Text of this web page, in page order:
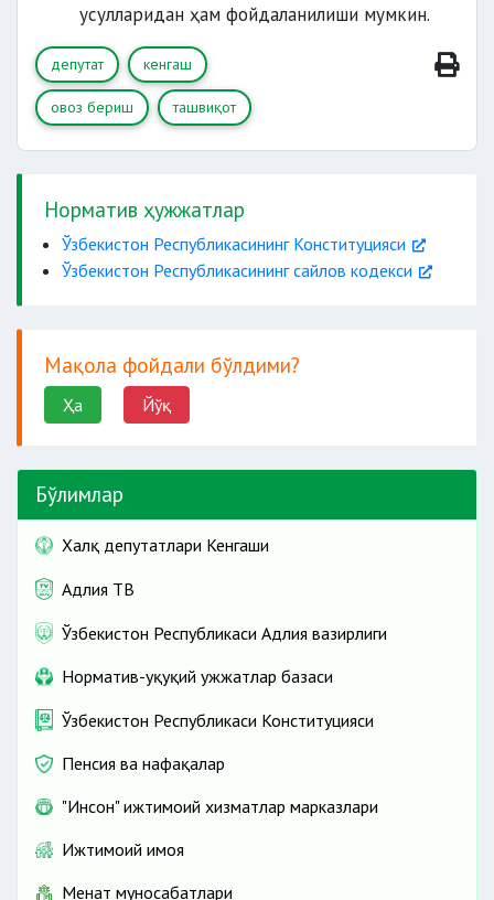
сайлов комиссиялари
диний
даъват
этган ҳолда тарқатиш;
сайловолди
ёқлаб
жойлаштириш шаклида олиб борилиши
Ташвиқот:
телекоммуникация тармоқлари,
ташвиқот материалларини
усулларидан ҳам фойдаланилиши мумкин.
депутат кенгаш
овоз бериш ташвиқот
Норматив ҳужжатлар
Ўзбекистон Республикасининг Конституцияси
Ўзбекистон Республикасининг сайлов кодекси
Мақола фойдали бўлдими?
Ҳа Йўқ
Бўлимлар
Халқ депутатлари Кенгаши
Адлия ТВ
Ўзбекистон Республикаси Адлия вазирлиги
Норматив-ҳуқуқий ҳужжатлар базаси
Ўзбекистон Республикаси Конституцияси
Пенсия ва нафақалар
"Инсон" ижтимоий хизматлар марказлари
Ижтимоий ҳимоя
Меҳнат муносабатлари